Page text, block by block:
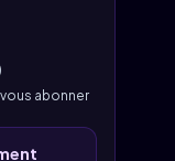
abonner